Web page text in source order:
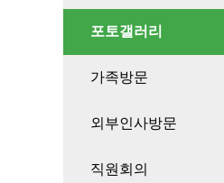
포토갤러리
가족방문
외부인사방문
직원회의